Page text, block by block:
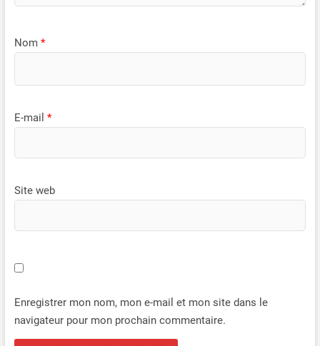
Nom *
E-mail *
Site web
Enregistrer mon nom, mon e-mail et mon site dans le
navigateur pour mon prochain commentaire.